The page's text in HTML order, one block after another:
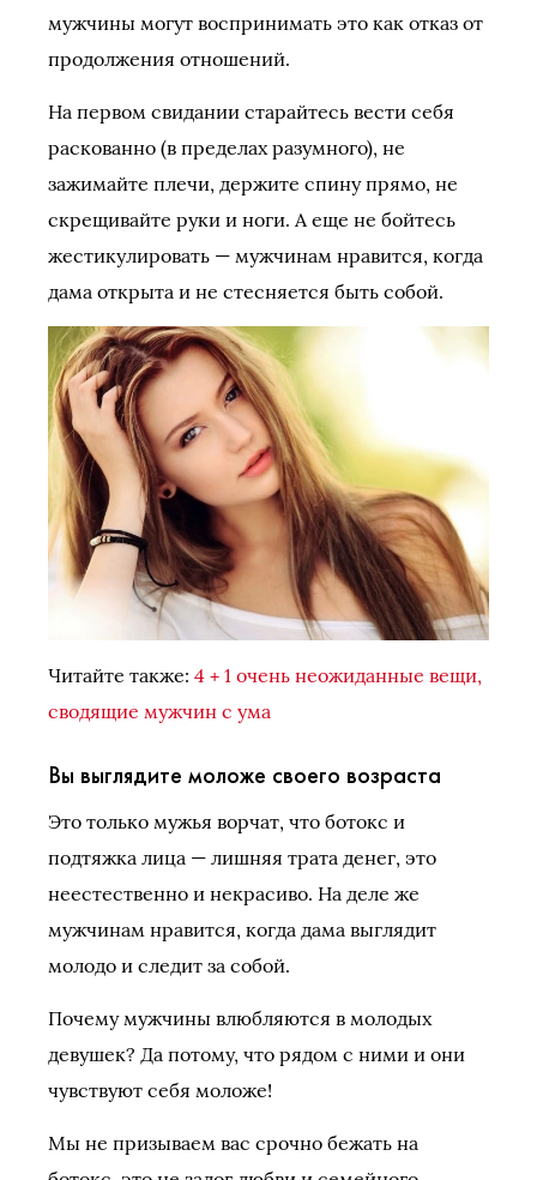
мужчины могут воспринимать это как отказ от
продолжения отношений.
На первом свидании старайтесь вести себя
раскованно (в пределах разумного), не
зажимайте плечи, держите спину прямо, не
скрещивайте руки и ноги. А еще не бойтесь
жестикулировать — мужчинам нравится, когда
дама открыта и не стесняется быть собой.
Читайте также: 4 + 1 очень неожиданные вещи,
сводящие мужчин с ума
Вы выглядите моложе своего возраста
Это только мужья ворчат, что ботокс и
подтяжка лица — лишняя трата денег, это
неестественно и некрасиво. На деле же
мужчинам нравится, когда дама выглядит
молодо и следит за собой.
Почему мужчины влюбляются в молодых
девушек? Да потому, что рядом с ними и они
чувствуют себя моложе!
Мы не призываем вас срочно бежать на